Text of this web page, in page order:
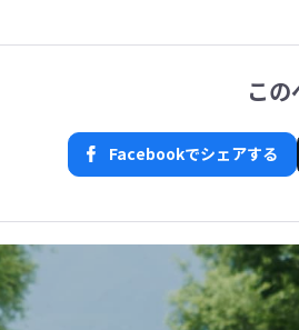
こ
Facebookでシェアする